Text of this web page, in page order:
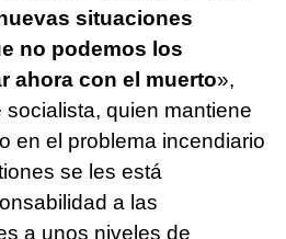
situaciones
no podemos los
ahora con el muerto»,
quien mantiene
en el problema incendiario
se les está
a las
a unos niveles de